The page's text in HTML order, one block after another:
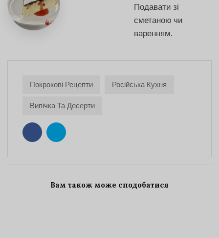
Подавати зі
сметаною чи
варенням.
Покрокові Рецепти
Російська Кухня
Випічка Та Десерти
Вам також може сподобатися